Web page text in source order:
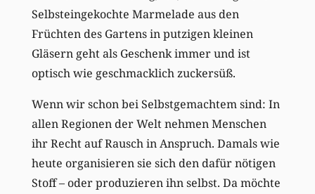
Selbsteingekochte Marmelade aus den
Früchten des Gartens in putzigen kleinen
Gläsern geht als Geschenk immer und ist
optisch wie geschmacklich zuckersüß.
Wenn wir schon bei Selbstgemachtem sind: In
allen Regionen der Welt nehmen Menschen
ihr Recht auf Rausch in Anspruch. Damals wie
heute organisieren sie sich den dafür nötigen
Stoff – oder produzieren ihn selbst. Da möchte